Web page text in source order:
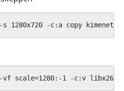
1280x720 -c:a copy
scale=1280:-1 -c:v libx264